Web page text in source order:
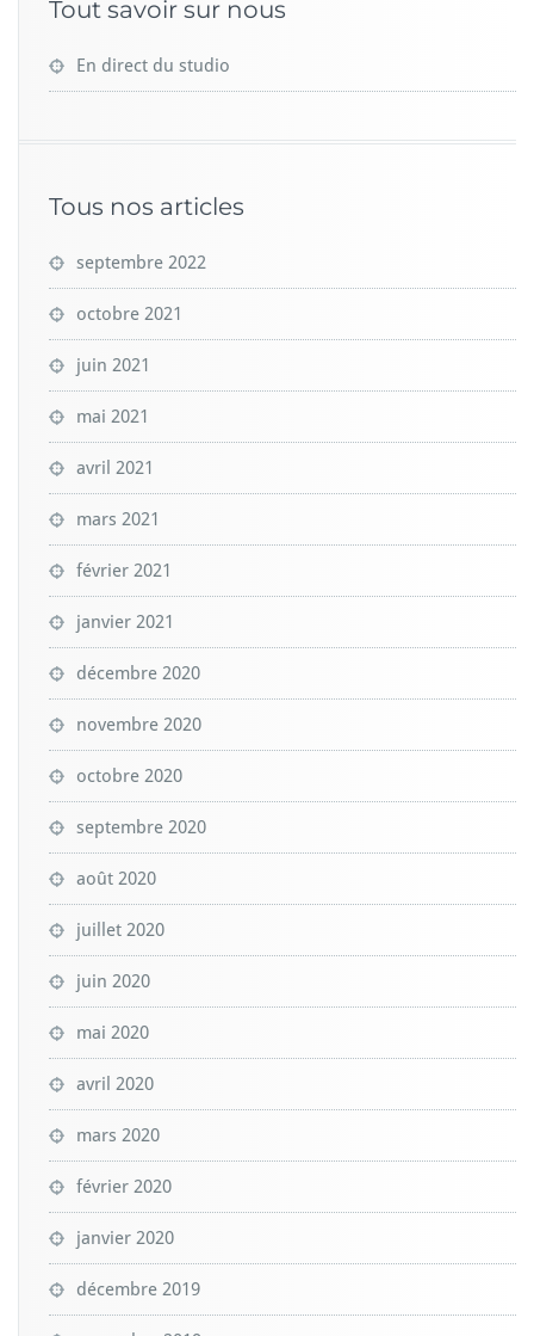
Tout savoir sur nous
En direct du studio
Tous nos articles
septembre 2022
octobre 2021
juin 2021
mai 2021
avril 2021
mars 2021
février 2021
janvier 2021
décembre 2020
novembre 2020
octobre 2020
septembre 2020
août 2020
juillet 2020
juin 2020
mai 2020
avril 2020
mars 2020
février 2020
janvier 2020
décembre 2019